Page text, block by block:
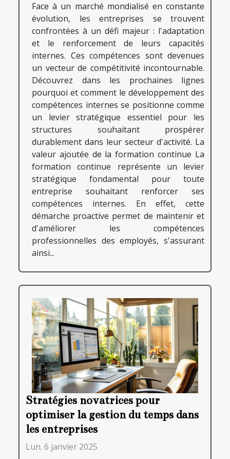
Face à un marché mondialisé en constante
évolution, les entreprises se trouvent
confrontées à un défi majeur : l'adaptation
et le renforcement de leurs capacités
internes. Ces compétences sont devenues
un vecteur de compétitivité incontournable.
Découvrez dans les prochaines lignes
pourquoi et comment le développement des
compétences internes se positionne comme
un levier stratégique essentiel pour les
structures souhaitant prospérer
durablement dans leur secteur d'activité. La
valeur ajoutée de la formation continue La
formation continue représente un levier
stratégique fondamental pour toute
entreprise souhaitant renforcer ses
compétences internes. En effet, cette
démarche proactive permet de maintenir et
d'améliorer les compétences
professionnelles des employés, s'assurant
ainsi...
Stratégies novatrices pour
optimiser la gestion du temps dans
les entreprises
Lun. 6 janvier 2025